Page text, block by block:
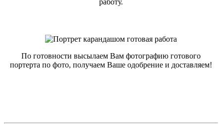
работу.
По готовности высылаем Вам фотографию готового
портерта по фото, получаем Ваше одобрение и доставляем!